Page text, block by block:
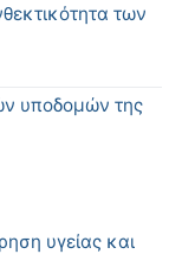
των
υποδομών της
υγείας και